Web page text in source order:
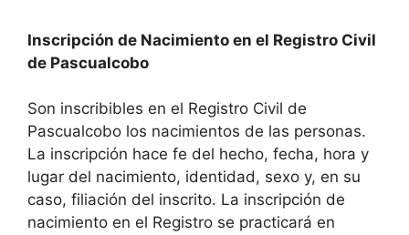
Inscripción de Nacimiento en el Registro Civil
de Pascualcobo
Son inscribibles en el Registro Civil de
Pascualcobo los nacimientos de las personas.
La inscripción hace fe del hecho, fecha, hora y
lugar del nacimiento, identidad, sexo y, en su
caso, filiación del inscrito. La inscripción de
nacimiento en el Registro se practicará en